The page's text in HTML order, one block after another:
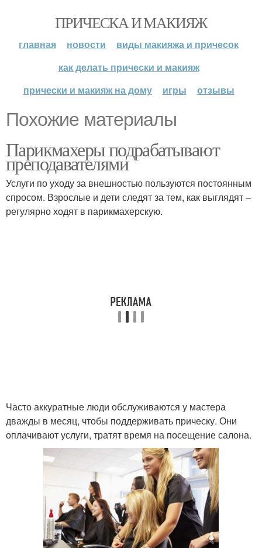
ПРИЧЕСКА И МАКИЯЖ
главная новости
виды макияжа и причесок
как делать прически и макияж
прически и макияж на дому
игры отзывы
Похожие материалы
Парикмахеры подрабатывают
преподавателями
Услуги по уходу за внешностью пользуются постоянным
спросом. Взрослые и дети следят за тем, как выглядят –
регулярно ходят в парикмахерскую.
Часто аккуратные люди обслуживаются у мастера
дважды в месяц, чтобы поддерживать прическу. Они
оплачивают услуги, тратят время на посещение салона.